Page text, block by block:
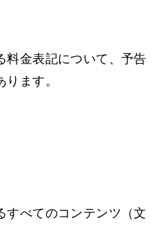
料金表記について、予告
ます。
すべてのコンテンツ（文